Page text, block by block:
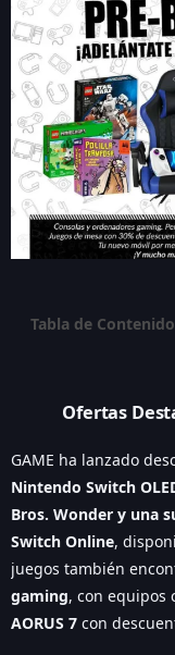
Tabla de
Ofertas
GAME ha lanzado
Nintendo Switch
Bros. Wonder y una
Switch Online,
juegos también
gaming, con equipos
AORUS 7 con